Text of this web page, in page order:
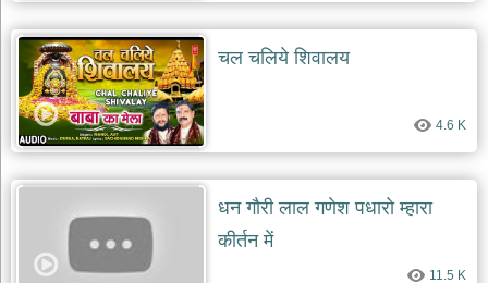
चल चलिये शिवालय
4.6 K
धन गौरी लाल गणेश पधारो म्हारा
कीर्तन में
11.5 K